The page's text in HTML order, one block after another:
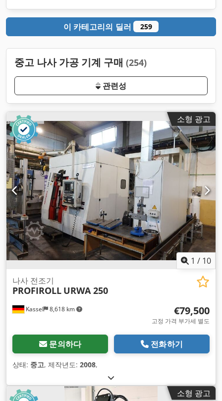
이 카테고리의 딜러 259
중고 나사 가공 기계 구매 (254)
관련성
소형 광고
1 / 10
Kassel 8,618 km
나사 전조기
PROFIROLL URWA 250
€79,500
고정 가격 부가세 별도
문의하다 전화하기
상태: 중고, 제작년도: 2008,
소형 광고